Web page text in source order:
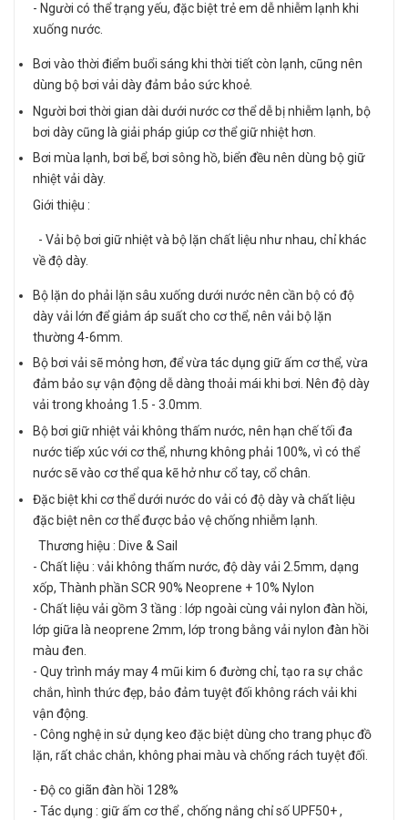
- Người có thể trạng yếu, đặc biệt trẻ em dễ nhiễm lạnh khi
xuống nước.
Bơi vào thời điểm buổi sáng khi thời tiết còn lạnh, cũng nên
dùng bộ bơi vải dày đảm bảo sức khoẻ.
Người bơi thời gian dài dưới nước cơ thể dễ bị nhiễm lạnh, bộ
bơi dày cũng là giải pháp giúp cơ thể giữ nhiệt hơn.
Bơi mùa lạnh, bơi bể, bơi sông hồ, biển đều nên dùng bộ giữ
nhiệt vải dày.
Giới thiệu :
- Vải bộ bơi giữ nhiệt và bộ lặn chất liệu như nhau, chỉ khác
về độ dày.
Bộ lặn do phải lặn sâu xuống dưới nước nên cần bộ có độ
dày vải lớn để giảm áp suất cho cơ thể, nên vải bộ lặn
thường 4-6mm.
Bộ bơi vải sẽ mỏng hơn, để vừa tác dụng giữ ấm cơ thể, vừa
đảm bảo sự vận động dễ dàng thoải mái khi bơi. Nên độ dày
vải trong khoảng 1.5 - 3.0mm.
Bộ bơi giữ nhiệt vải không thấm nước, nên hạn chế tối đa
nước tiếp xúc với cơ thể, nhưng không phải 100%, vì có thể
nước sẽ vào cơ thể qua kẽ hở như cổ tay, cổ chân.
Đặc biệt khi cơ thể dưới nước do vải có độ dày và chất liệu
đặc biệt nên cơ thể được bảo vệ chống nhiễm lạnh.
Thương hiệu : Dive & Sail
- Chất liệu : vải không thấm nước, độ dày vải 2.5mm, dạng
xốp, Thành phần SCR 90% Neoprene + 10% Nylon
- Chất liệu vải gồm 3 tầng : lớp ngoài cùng vải nylon đàn hồi,
lớp giữa là neoprene 2mm, lớp trong bằng vải nylon đàn hồi
màu đen.
- Quy trình máy may 4 mũi kim 6 đường chỉ, tạo ra sự chắc
chắn, hình thức đẹp, bảo đảm tuyệt đối không rách vải khi
vận động.
- Công nghệ in sử dụng keo đặc biệt dùng cho trang phục đồ
lặn, rất chắc chắn, không phai màu và chống rách tuyệt đối.
- Độ co giãn đàn hồi 128%
- Tác dụng : giữ ấm cơ thể , chống nắng chỉ số UPF50+ ,